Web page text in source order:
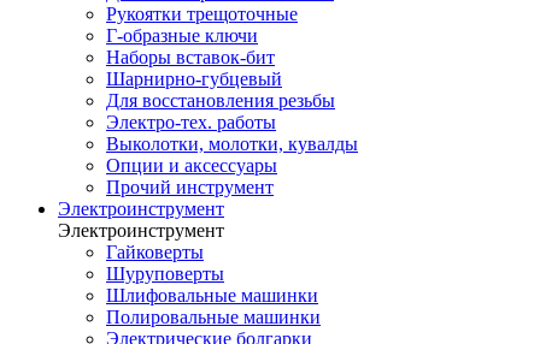
Рукоятки трещоточные
Г-образные ключи
Наборы вставок-бит
Шарнирно-губцевый
Для восстановления резьбы
Электро-тех. работы
Выколотки, молотки, кувалды
Опции и аксессуары
Прочий инструмент
Электроинструмент
Электроинструмент
Гайковерты
Шуруповерты
Шлифовальные машинки
Полировальные машинки
Электрические болгарки